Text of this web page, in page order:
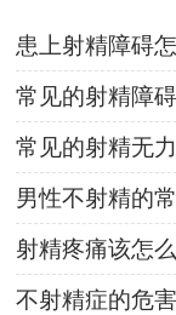
患上射精障碍
常见的射精障
常见的射精无
男性不射精的
射精疼痛该怎
不射精症的危